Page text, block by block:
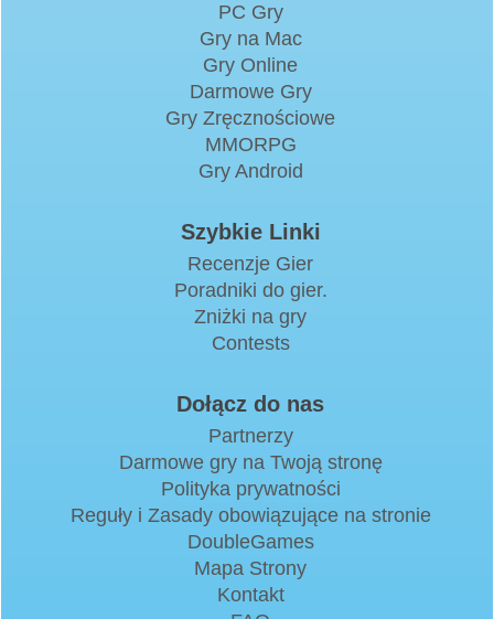
PC Gry
Gry na Mac
Gry Online
Darmowe Gry
Gry Zręcznościowe
MMORPG
Gry Android
Szybkie Linki
Recenzje Gier
Poradniki do gier.
Zniżki na gry
Contests
Dołącz do nas
Partnerzy
Darmowe gry na Twoją stronę
Polityka prywatności
Reguły i Zasady obowiązujące na stronie
DoubleGames
Mapa Strony
Kontakt